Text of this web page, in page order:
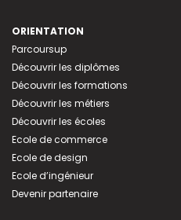
ORIENTATION
Parcoursup
Découvrir les diplômes
Découvrir les formations
Découvrir les métiers
Découvrir les écoles
Ecole de commerce
Ecole de design
Ecole d’ingénieur
Devenir partenaire